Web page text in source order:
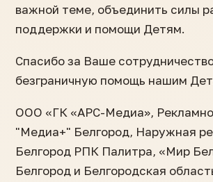
важной теме, объединить силы
поддержки и помощи Детям.
Спасибо за Ваше
безграничную помощь нашим
ООО «ГК «АРС-Медиа»,
"Медиа+" Белгород, Наружная
Белгород РПК Палитра, «Мир
Белгород и Белгородская